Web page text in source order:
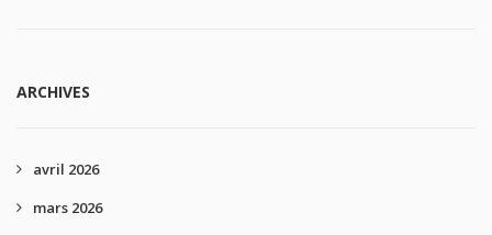
ARCHIVES
avril 2026
mars 2026